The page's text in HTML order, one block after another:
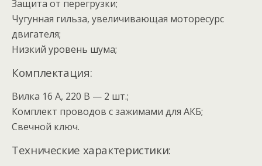
Защита от перегрузки;
Чугунная гильза, увеличивающая моторесурс
двигателя;
Низкий уровень шума;
Комплектация:
Вилка 16 А, 220 В — 2 шт.;
Комплект проводов с зажимами для АКБ;
Свечной ключ.
Технические характеристики: